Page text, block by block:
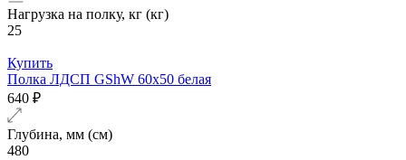
Нагрузка на полку, кг (кг)
25
Купить
Полка ЛДСП GShW 60х50 белая
640 ₽
Глубина, мм (см)
480